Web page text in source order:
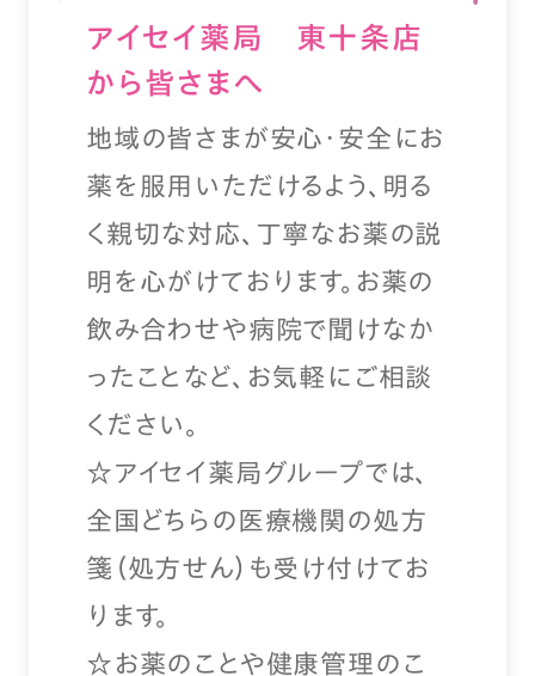
アイセイ薬局 東十条店
から皆さまへ
地域の皆さまが安心・安全にお
薬を服用いただけるよう、明る
く親切な対応、丁寧なお薬の説
明を心がけております。お薬の
飲み合わせや病院で聞けなか
ったことなど、お気軽にご相談
ください。
☆アイセイ薬局グループでは、
全国どちらの医療機関の処方
箋（処方せん）も受け付けてお
ります。
☆お薬のことや健康管理のこ